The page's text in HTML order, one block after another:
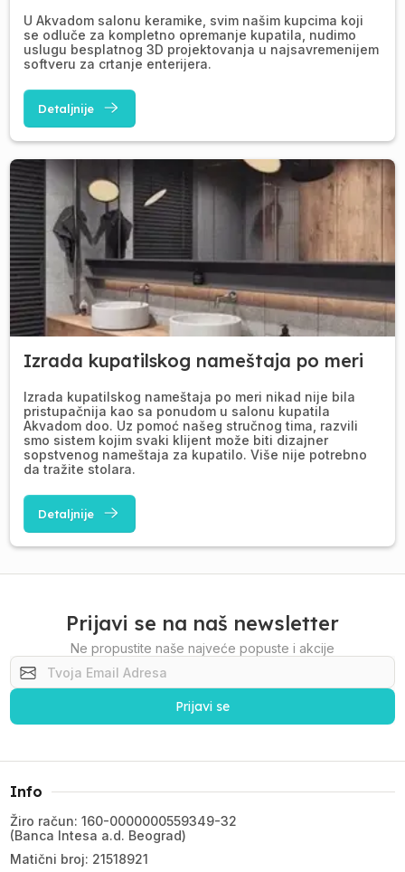
U Akvadom salonu keramike, svim našim kupcima koji
se odluče za kompletno opremanje kupatila, nudimo
uslugu besplatnog 3D projektovanja u najsavremenijem
softveru za crtanje enterijera.
Detaljnije
Izrada kupatilskog nameštaja po meri
Izrada kupatilskog nameštaja po meri nikad nije bila
pristupačnija kao sa ponudom u salonu kupatila
Akvadom doo. Uz pomoć našeg stručnog tima, razvili
smo sistem kojim svaki klijent može biti dizajner
sopstvenog nameštaja za kupatilo. Više nije potrebno
da tražite stolara.
Detaljnije
Prijavi se na naš newsletter
Ne propustite naše najveće popuste i akcije
Prijavi se
Info
Žiro račun: 160-0000000559349-32
(Banca Intesa a.d. Beograd)
Matični broj: 21518921